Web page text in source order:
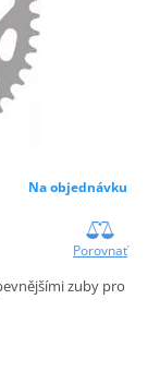
Na objednávku
Porovnať
zuby pro